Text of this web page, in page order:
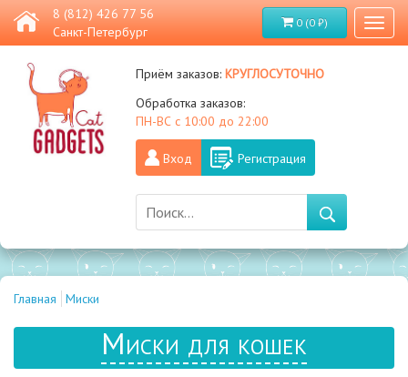
8 (812) 426 77 56
Санкт-Петербург
0 (0 ₽)
Приём заказов:круглосуточно
Обработка заказов:
ПН-ВС с 10:00 до 22:00
Вход Регистрация
Главная Миски
Миски для кошек